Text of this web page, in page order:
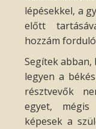
lépésekkel, a
előtt
hozzám
Segítek
legyen a
résztvevők
egyet, mégis
képesek a